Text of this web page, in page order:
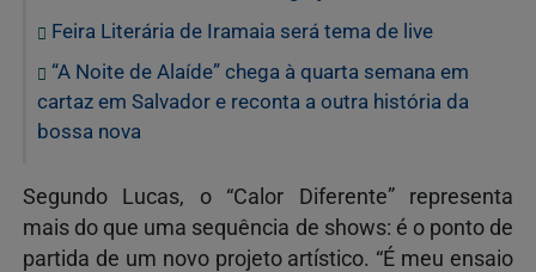
Feira Literária de Iramaia será tema de live
“A Noite de Alaíde” chega à quarta semana em
cartaz em Salvador e reconta a outra história da
bossa nova
Segundo Lucas, o “Calor Diferente” representa
mais do que uma sequência de shows: é o ponto de
partida de um novo projeto artístico. “É meu ensaio